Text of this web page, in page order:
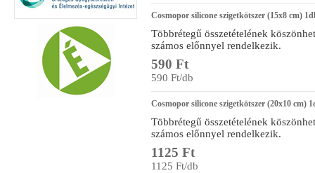
Cosmopor silicone szigetkötszer (15x8 cm)
Többrétegű összetételének
számos előnnyel rendelkezik.
590 Ft
590 Ft/db
Cosmopor silicone szigetkötszer (20x10 cm)
Többrétegű összetételének
számos előnnyel rendelkezik.
1125 Ft
1125 Ft/db